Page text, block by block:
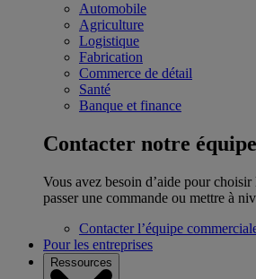
Automobile
Agriculture
Logistique
Fabrication
Commerce de détail
Santé
Banque et finance
Contacter notre
Vous avez besoin d’aide pour choisir
passer une commande ou mettre à
Contacter l’équipe
Pour les entreprises
Ressources